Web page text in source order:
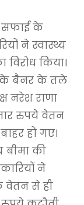
सफाई के
ने स्वास्थ्य
किया।
के बैनर के तले
नरेश राणा
रुपये वेतन
हो गए।
बीमा की
ने
वेतन से ही